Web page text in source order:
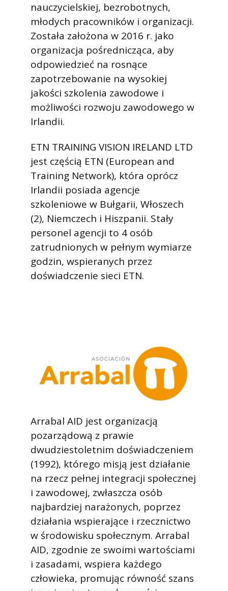
nauczycielskiej, bezrobotnych,
młodych pracowników i organizacji.
Została założona w 2016 r. jako
organizacja pośrednicząca, aby
odpowiedzieć na rosnące
zapotrzebowanie na wysokiej
jakości szkolenia zawodowe i
możliwości rozwoju zawodowego w
Irlandii.
ETN TRAINING VISION IRELAND LTD
jest częścią ETN (European and
Training Network), która oprócz
Irlandii posiada agencje
szkoleniowe w Bułgarii, Włoszech
(2), Niemczech i Hiszpanii. Stały
personel agencji to 4 osób
zatrudnionych w pełnym wymiarze
godzin, wspieranych przez
doświadczenie sieci ETN.
Arrabal AID jest organizacją
pozarządową z prawie
dwudziestoletnim doświadczeniem
(1992), którego misją jest działanie
na rzecz pełnej integracji społecznej
i zawodowej, zwłaszcza osób
najbardziej narażonych, poprzez
działania wspierające i rzecznictwo
w środowisku społecznym. Arrabal
AID, zgodnie ze swoimi wartościami
i zasadami, wspiera każdego
człowieka, promując równość szans